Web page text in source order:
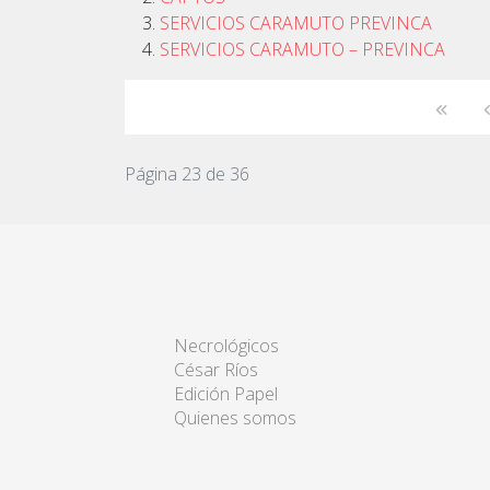
SERVICIOS CARAMUTO PREVINCA
SERVICIOS CARAMUTO – PREVINCA
Página 23 de 36
Necrológicos
César Ríos
Edición Papel
Quienes somos